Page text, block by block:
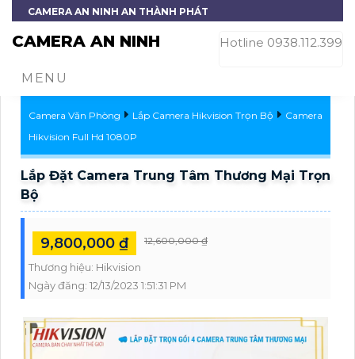
CAMERA AN NINH AN THÀNH PHÁT
CAMERA AN NINH Hotline 0938.112.399
MENU
Camera Văn Phòng Lắp Camera Hikvision Trọn Bộ
Camera
Hikvision Full Hd 1080P
Lắp Đặt Camera Trung Tâm Thương Mại Trọn
Bộ
9,800,000 ₫ 12,600,000 ₫
Thương hiệu: Hikvision
Ngày đăng: 12/13/2023 1:51:31 PM